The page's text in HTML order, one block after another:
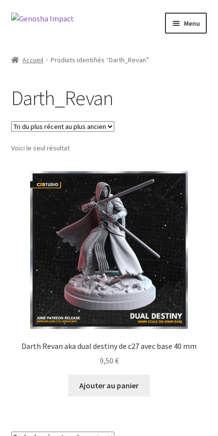
Aller
navigation
Aller
Menu
Checkout
My account
Shop
Wishlist
Accueil Produits identifiés “Darth_Revan”
Darth_Revan
Voici le seul résultat
Darth Revan aka dual destiny de c27 avec base 40 mm
9,50 €
Ajouter au panier